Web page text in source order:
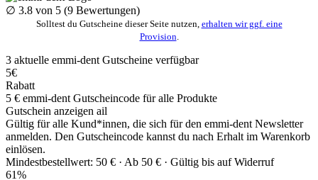
∅ 3.8 von 5 (9 Bewertungen)
Solltest du Gutscheine dieser Seite nutzen, erhalten wir ggf. eine
Provision
3 aktuelle emmi-dent Gutscheine verfügbar
5€
Rabatt
5 € emmi-dent Gutscheincode für alle Produkte
Gutschein anzeigen ail
Gültig für alle Kund*innen, die sich für den emmi-dent Newsletter
anmelden. Den Gutscheincode kannst du nach Erhalt im Warenkorb
einlösen.
Mindestbestellwert: 50 € · Ab 50 € · Gültig bis auf Widerruf
61%